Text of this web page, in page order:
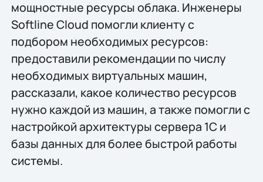
мощностные ресурсы облака. Инженеры
Softline Cloud помогли клиенту с
подбором необходимых ресурсов:
предоставили рекомендации по числу
необходимых виртуальных машин,
рассказали, какое количество ресурсов
нужно каждой из машин, а также помогли с
настройкой архитектуры сервера 1C и
базы данных для более быстрой работы
системы.